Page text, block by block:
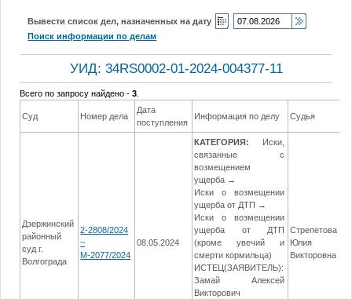
Вывести список дел, назначенных на дату
Поиск информации по делам
УИД: 34RS0002-01-2024-004377-11
Всего по запросу найдено -3
Суд Номер дела
Дата
поступления
Информация по делу Судья
Дзержинский
районный
суд г.
Волгограда
2-2808/2024
~
М-2077/2024
08.05.2024
КАТЕГОРИЯ:
Иски,
связанные с
возмещением
ущерба →
Иски о возмещении
ущерба от ДТП →
Иски о возмещении
ущерба от ДТП
(кроме увечий и
смерти кормильца)
ИСТЕЦ(ЗАЯВИТЕЛЬ):
Замай Алексей
Викторович
Стрепетова
Юлия
Викторовна